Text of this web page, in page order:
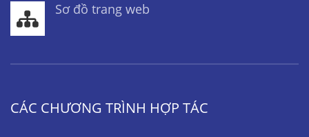
Sơ đồ trang web
CÁC CHƯƠNG TRÌNH HỢP TÁC